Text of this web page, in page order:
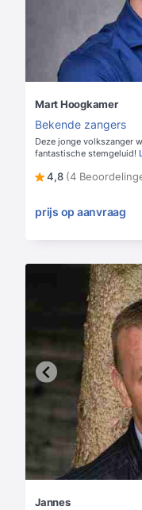
Mart Hoogkamer
Bekende zangers
Deze jonge volkszanger
fantastische stemgeluid!
4,8 (4
prijs op aanvraag
Jannes